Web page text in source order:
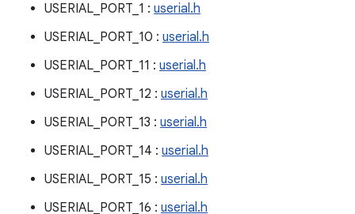
USERIAL_PORT_1 : userial.h
USERIAL_PORT_10 : userial.h
USERIAL_PORT_11 : userial.h
USERIAL_PORT_12 : userial.h
USERIAL_PORT_13 : userial.h
USERIAL_PORT_14 : userial.h
USERIAL_PORT_15 : userial.h
USERIAL_PORT_16 : userial.h